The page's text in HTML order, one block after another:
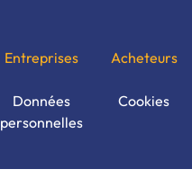
Entreprises
Données
personnelles
Acheteurs
Cookies